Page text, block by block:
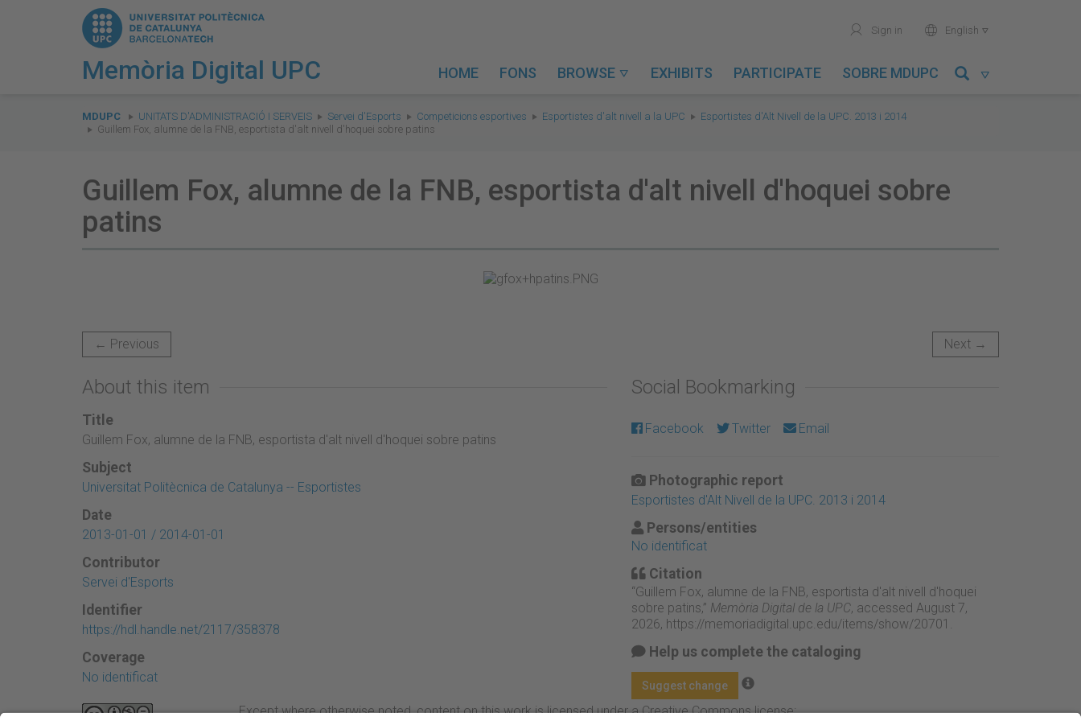
Memòria Digital UPC
user Sign in world English 
HOME FONS BROWSE  EXHIBITS PARTICIPATE SOBRE MDUPC 
are
here:
MDUPC UNITATS D'ADMINISTRACIÓ I SERVEIS Servei d'Esports Competicions esportives Esportistes d'alt nivell a la UPC
Esportistes d'Alt Nivell de la UPC. 2013 i 2014
Guillem Fox, alumne de la FNB, esportista d'alt nivell d'hoquei sobre patins
Guillem Fox, alumne de la FNB, esportista d'alt nivell d'hoquei sobre
patins
← Previous Next →
About this item
Title
Guillem Fox, alumne de la FNB, esportista d'alt nivell d'hoquei sobre patins
Subject
Universitat Politècnica de Catalunya -- Esportistes
Date
2013-01-01 / 2014-01-01
Contributor
Servei d'Esports
Identifier
https://hdl.handle.net/2117/358378
Coverage
No identificat
Social Bookmarking
Facebook Twitter Email
Photographic report
Esportistes d'Alt Nivell de la UPC. 2013 i 2014
Persons/entities
No identificat
Citation
“Guillem Fox, alumne de la FNB, esportista d'alt nivell d'hoquei
sobre patins,” Memòria Digital de la UPC, accessed August 7,
2026, https://memoriadigital.upc.edu/items/show/20701
Help us complete the cataloging
Suggest change
Except where otherwise noted, content on this work is licensed under a Creative Commons license: